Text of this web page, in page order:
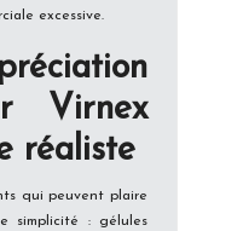
excessive.
Virnex
réaliste
qui peuvent plaire
simplicité : gélules